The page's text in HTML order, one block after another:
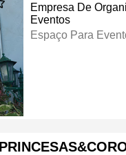
Empresa De
Eventos
Espaço Para